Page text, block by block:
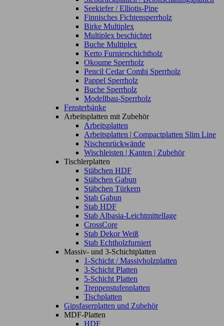
Seekiefer / Elliotis-Pine
Finnisches Fichtensperrholz
Birke Multiplex
Multiplex beschichtet
Buche Multiplex
Kerto Furnierschichtholz
Okoume Sperrholz
Pencil Cedar Combi Sperrholz
Pappel Sperrholz
Buche Sperrholz
Modellbau-Sperrholz
Fensterbänke
Arbeitsplatten mit Zubehör
Arbeitsplatten
Arbeitsplatten | Compactplatten Slim Line
Nischenrückwände
Wischleisten | Kanten | Zubehör
Tischlerplatten
Stäbchen HDF
Stäbchen Gabun
Stäbchen Türkern
Stab Gabun
Stab HDF
Stab Albasia-Leichtmittellage
CrossCore
Stab Dekor Weiß
Stab Echtholzfurniert
Massiv- und 3-Schichtplatten
1-Schicht / Massivholzplatten
3-Schicht Platten
5-Schicht Platten
Treppenstufenplatten
Tischplatten
Gipsfaserplatten und Zubehör
MDF-Platten
HDF